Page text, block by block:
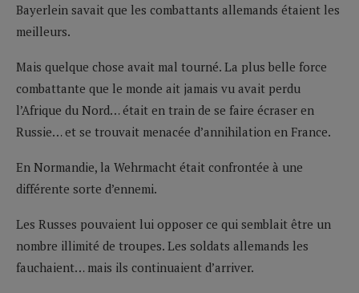
Bayerlein savait que les combattants allemands étaient les
meilleurs.
Mais quelque chose avait mal tourné. La plus belle force
combattante que le monde ait jamais vu avait perdu
l’Afrique du Nord… était en train de se faire écraser en
Russie… et se trouvait menacée d’annihilation en France.
En Normandie, la Wehrmacht était confrontée à une
différente sorte d’ennemi.
Les Russes pouvaient lui opposer ce qui semblait être un
nombre illimité de troupes. Les soldats allemands les
fauchaient… mais ils continuaient d’arriver.